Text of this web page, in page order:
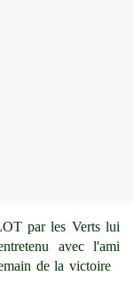
par les Verts lui
avec l'ami
de la victoire